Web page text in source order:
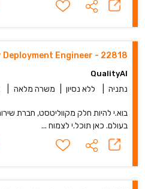
22818 - Junior Deployment Engineer
QualityAI
נתניה ללא נסיון משרה מלאה
בעולם. כאן תוכל.י לצמוח ...